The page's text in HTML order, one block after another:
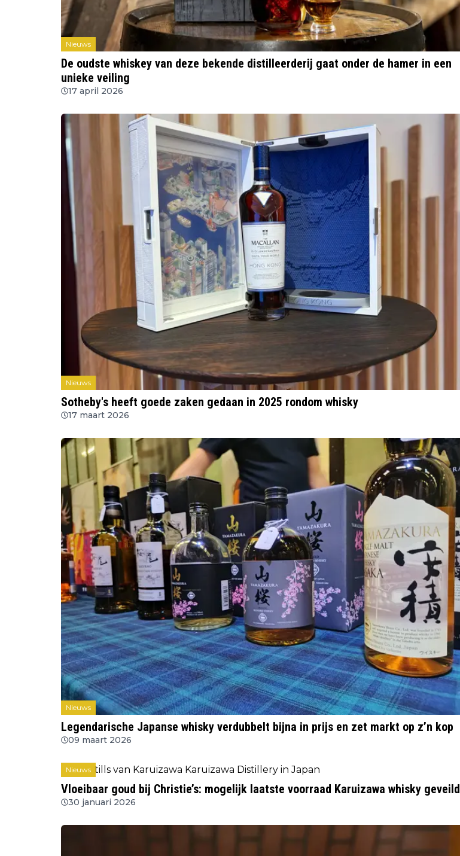
Nieuws
De oudste whiskey van deze bekende distilleerderij gaat onder de hamer in een
unieke veiling
17 april 2026
Nieuws
Sotheby's heeft goede zaken gedaan in 2025 rondom whisky
17 maart 2026
Nieuws
Legendarische Japanse whisky verdubbelt bijna in prijs en zet markt op z’n kop
09 maart 2026
Nieuws
Vloeibaar goud bij Christie’s: mogelijk laatste voorraad Karuizawa whisky geveild
30 januari 2026